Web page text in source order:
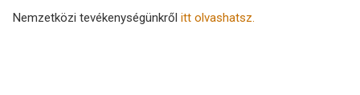
Nemzetközi tevékenységünkről itt olvashatsz.